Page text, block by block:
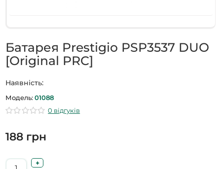
Батарея Prestigio PSP3537 DUO
[Original PRC]
Наявність:
Модель: 01088
0 відгуків
188 грн